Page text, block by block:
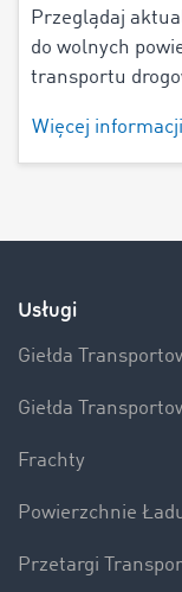
Przeglądaj
do wolnych
transportu
Więcej informacji
Usługi
Giełda
Giełda
Frachty
Powierzchnie
Przetargi